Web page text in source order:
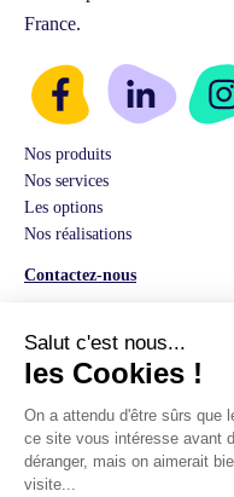
France.
Nos produits
Nos services
Les options
Nos réalisations
Contactez-nous
03 74 82 01 08
E-Mail:
hello@greenprintz.co
Adresse:
14 rue Guilleminot 60500